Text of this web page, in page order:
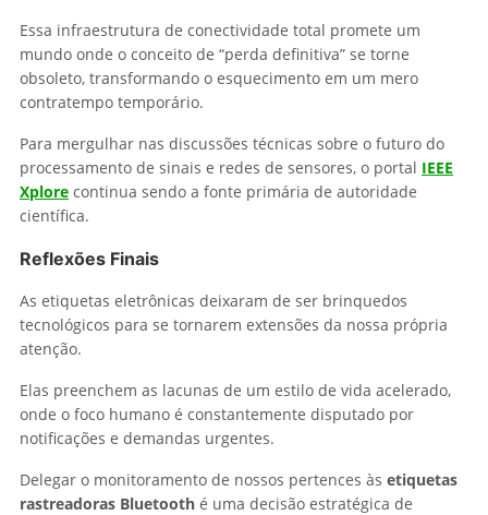
Essa infraestrutura de conectividade total promete um
mundo onde o conceito de “perda definitiva” se torne
obsoleto, transformando o esquecimento em um mero
contratempo temporário.
Para mergulhar nas discussões técnicas sobre o futuro do
processamento de sinais e redes de sensores, o portal IEEE
Xplore continua sendo a fonte primária de autoridade
científica.
Reflexões Finais
As etiquetas eletrônicas deixaram de ser brinquedos
tecnológicos para se tornarem extensões da nossa própria
atenção.
Elas preenchem as lacunas de um estilo de vida acelerado,
onde o foco humano é constantemente disputado por
notificações e demandas urgentes.
Delegar o monitoramento de nossos pertences às etiquetas
rastreadoras Bluetooth é uma decisão estratégica de